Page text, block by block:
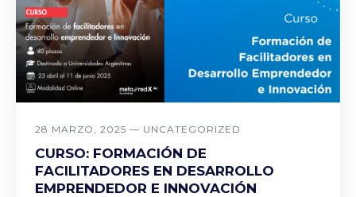
28 MARZO, 2025 — UNCATEGORIZED
CURSO: FORMACIÓN DE
FACILITADORES EN DESARROLLO
EMPRENDEDOR E INNOVACIÓN